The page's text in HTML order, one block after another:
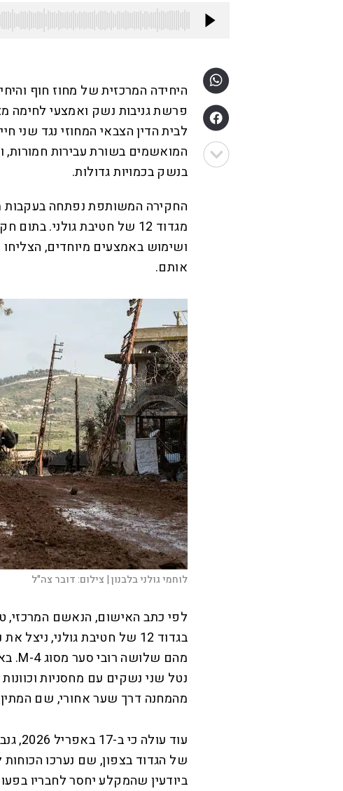
היחידה המרכזית של מחוז חוף
פרשת גניבות נשק ואמצעי לחימה
לבית הדין הצבאי המחוזי נגד שני
המואשמים בשורת עבירות
בנשק בכמויות גדולות.
החקירה המשותפת נפתחה בעקבות
מגדוד 12 של חטיבת גולני.
ושימוש באמצעים מיוחדים,
אותם.
לוחמי גולני בלבנון | צילום:דובר צה"ל
לפי כתב האישום, הנאשם המרכזי,
בגדוד 12 של חטיבת גולני,
נטל שני נשקים עם מחסניות
מהמחנה דרך שער אחורי, שם
עוד
של הגדוד בצפון, שם נערכו
ביודעין שהמקלע יחסר לחבריו